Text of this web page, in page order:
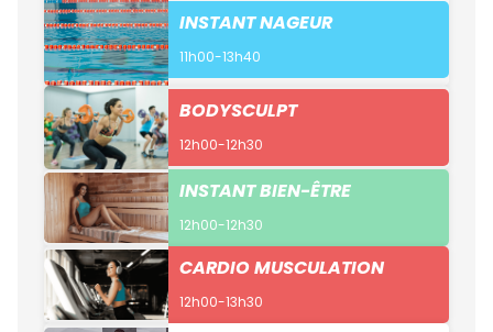
INSTANT NAGEUR
11h00-13h40
BODYSCULPT
12h00-12h30
INSTANT BIEN-ÊTRE
12h00-12h30
CARDIO MUSCULATION
12h00-13h30